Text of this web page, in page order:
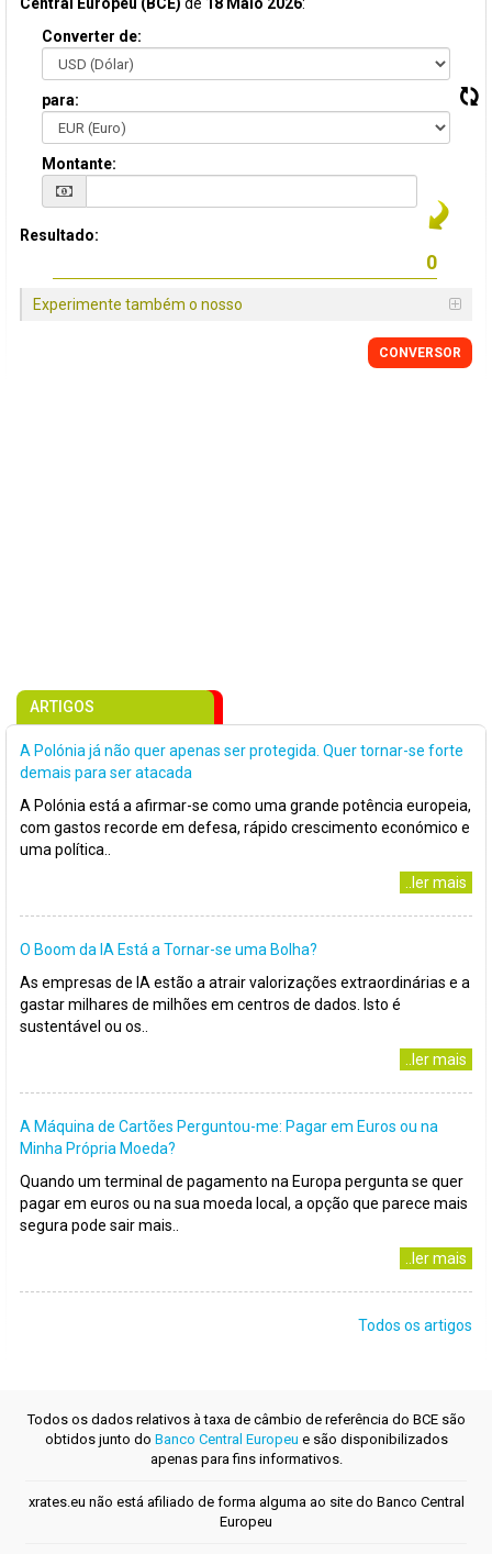
Converter de:
para:
Montante:
Resultado:
Experimente também o nosso
CONVERSOR
ARTIGOS
A Polónia já não quer apenas ser protegida. Quer tornar-se forte
demais para ser atacada
A Polónia está a afirmar-se como uma grande potência europeia,
com gastos recorde em defesa, rápido crescimento económico e
uma política..
..ler mais
O Boom da IA Está a Tornar-se uma Bolha?
As empresas de IA estão a atrair valorizações extraordinárias e a
gastar milhares de milhões em centros de dados. Isto é
sustentável ou os..
..ler mais
A Máquina de Cartões Perguntou-me: Pagar em Euros ou na
Minha Própria Moeda?
Quando um terminal de pagamento na Europa pergunta se quer
pagar em euros ou na sua moeda local, a opção que parece mais
segura pode sair mais..
..ler mais
Todos os artigos
Todos os dados relativos à taxa de câmbio de referência do BCE são
obtidos junto do Banco Central Europeu e são disponibilizados
apenas para fins informativos.
xrates.eu não está afiliado de forma alguma ao site do Banco Central
Europeu